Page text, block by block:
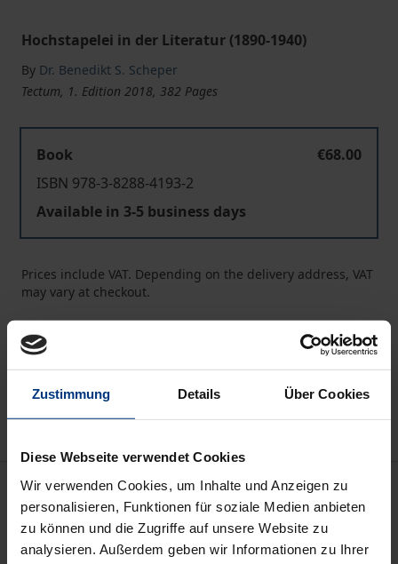
Zustimmung Details Über Cookies
Diese Webseite verwendet Cookies
Wir verwenden Cookies, um Inhalte und Anzeigen zu
personalisieren, Funktionen für soziale Medien anbieten
zu können und die Zugriffe auf unsere Website zu
analysieren. Außerdem geben wir Informationen zu Ihrer
Hochstapelei in der Literatur (1890-1940)
By Dr. Benedikt S. Scheper
Tectum, 1. Edition 2018, 382 Pages
Book
€68.00
ISBN 978-3-8288-4193-2
Available in 3-5 business days
Prices include VAT. Depending on the delivery address, VAT
may vary at checkout.
Add to Wish List
Delivery cost notice
Description
Mehr Schein als Sein ist als Prinzip so alt wie die